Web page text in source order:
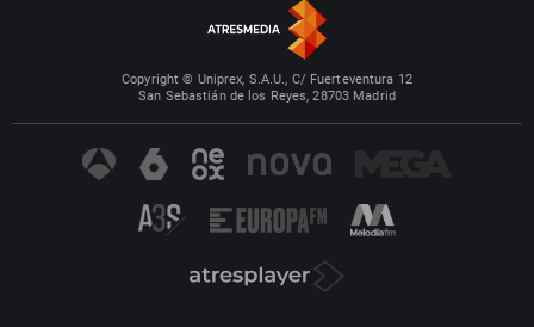
Copyright © Uniprex, S.A.U., C/ Fuerteventura 12
San Sebastián de los Reyes, 28703 Madrid